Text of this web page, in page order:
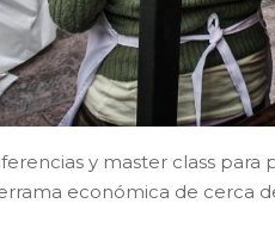
y master class
económica de cerca